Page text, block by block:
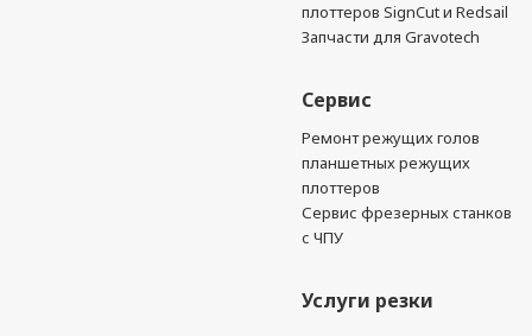
плоттеров SignCut и Redsail
Запчасти для Gravotech
Сервис
Ремонт режущих голов
планшетных режущих
плоттеров
Сервис фрезерных станков
с ЧПУ
Услуги резки